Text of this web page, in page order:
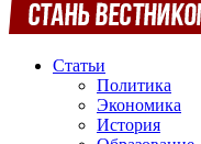
Статьи
Политика
Экономика
История